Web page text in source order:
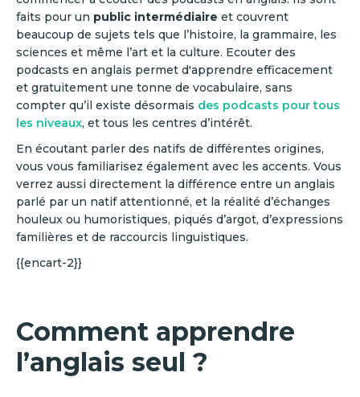
faits pour un public intermédiaire et couvrent
beaucoup de sujets tels que l’histoire, la grammaire, les
sciences et même l’art et la culture. Ecouter des
podcasts en anglais permet d'apprendre efficacement
et gratuitement une tonne de vocabulaire, sans
compter qu’il existe désormais des podcasts pour tous
les niveaux, et tous les centres d’intérêt.
En écoutant parler des natifs de différentes origines,
vous vous familiarisez également avec les accents. Vous
verrez aussi directement la différence entre un anglais
parlé par un natif attentionné, et la réalité d’échanges
houleux ou humoristiques, piqués d’argot, d’expressions
familières et de raccourcis linguistiques.
{{encart-2}}
Comment apprendre
l’anglais seul ?